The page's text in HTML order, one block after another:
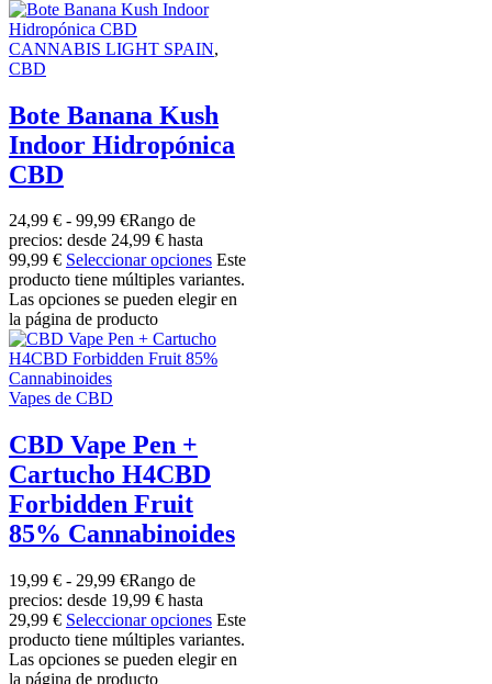
CANNABIS LIGHT SPAIN,
CBD
Bote Banana Kush
Indoor Hidropónica
CBD
24,99 € - 99,99 €Rango de
precios: desde 24,99 € hasta
99,99 € Seleccionar opciones Este
producto tiene múltiples variantes.
Las opciones se pueden elegir en
la página de producto
Vapes de CBD
CBD Vape Pen +
Cartucho H4CBD
Forbidden Fruit
85% Cannabinoides
19,99 € - 29,99 €Rango de
precios: desde 19,99 € hasta
29,99 € Seleccionar opciones Este
producto tiene múltiples variantes.
Las opciones se pueden elegir en
la página de producto